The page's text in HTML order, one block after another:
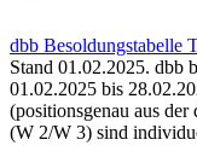
dbb Besoldungstabelle
Stand 01.02.2025. dbb
01.02.2025 bis
(positionsgenau aus
(W 2/W 3) sind